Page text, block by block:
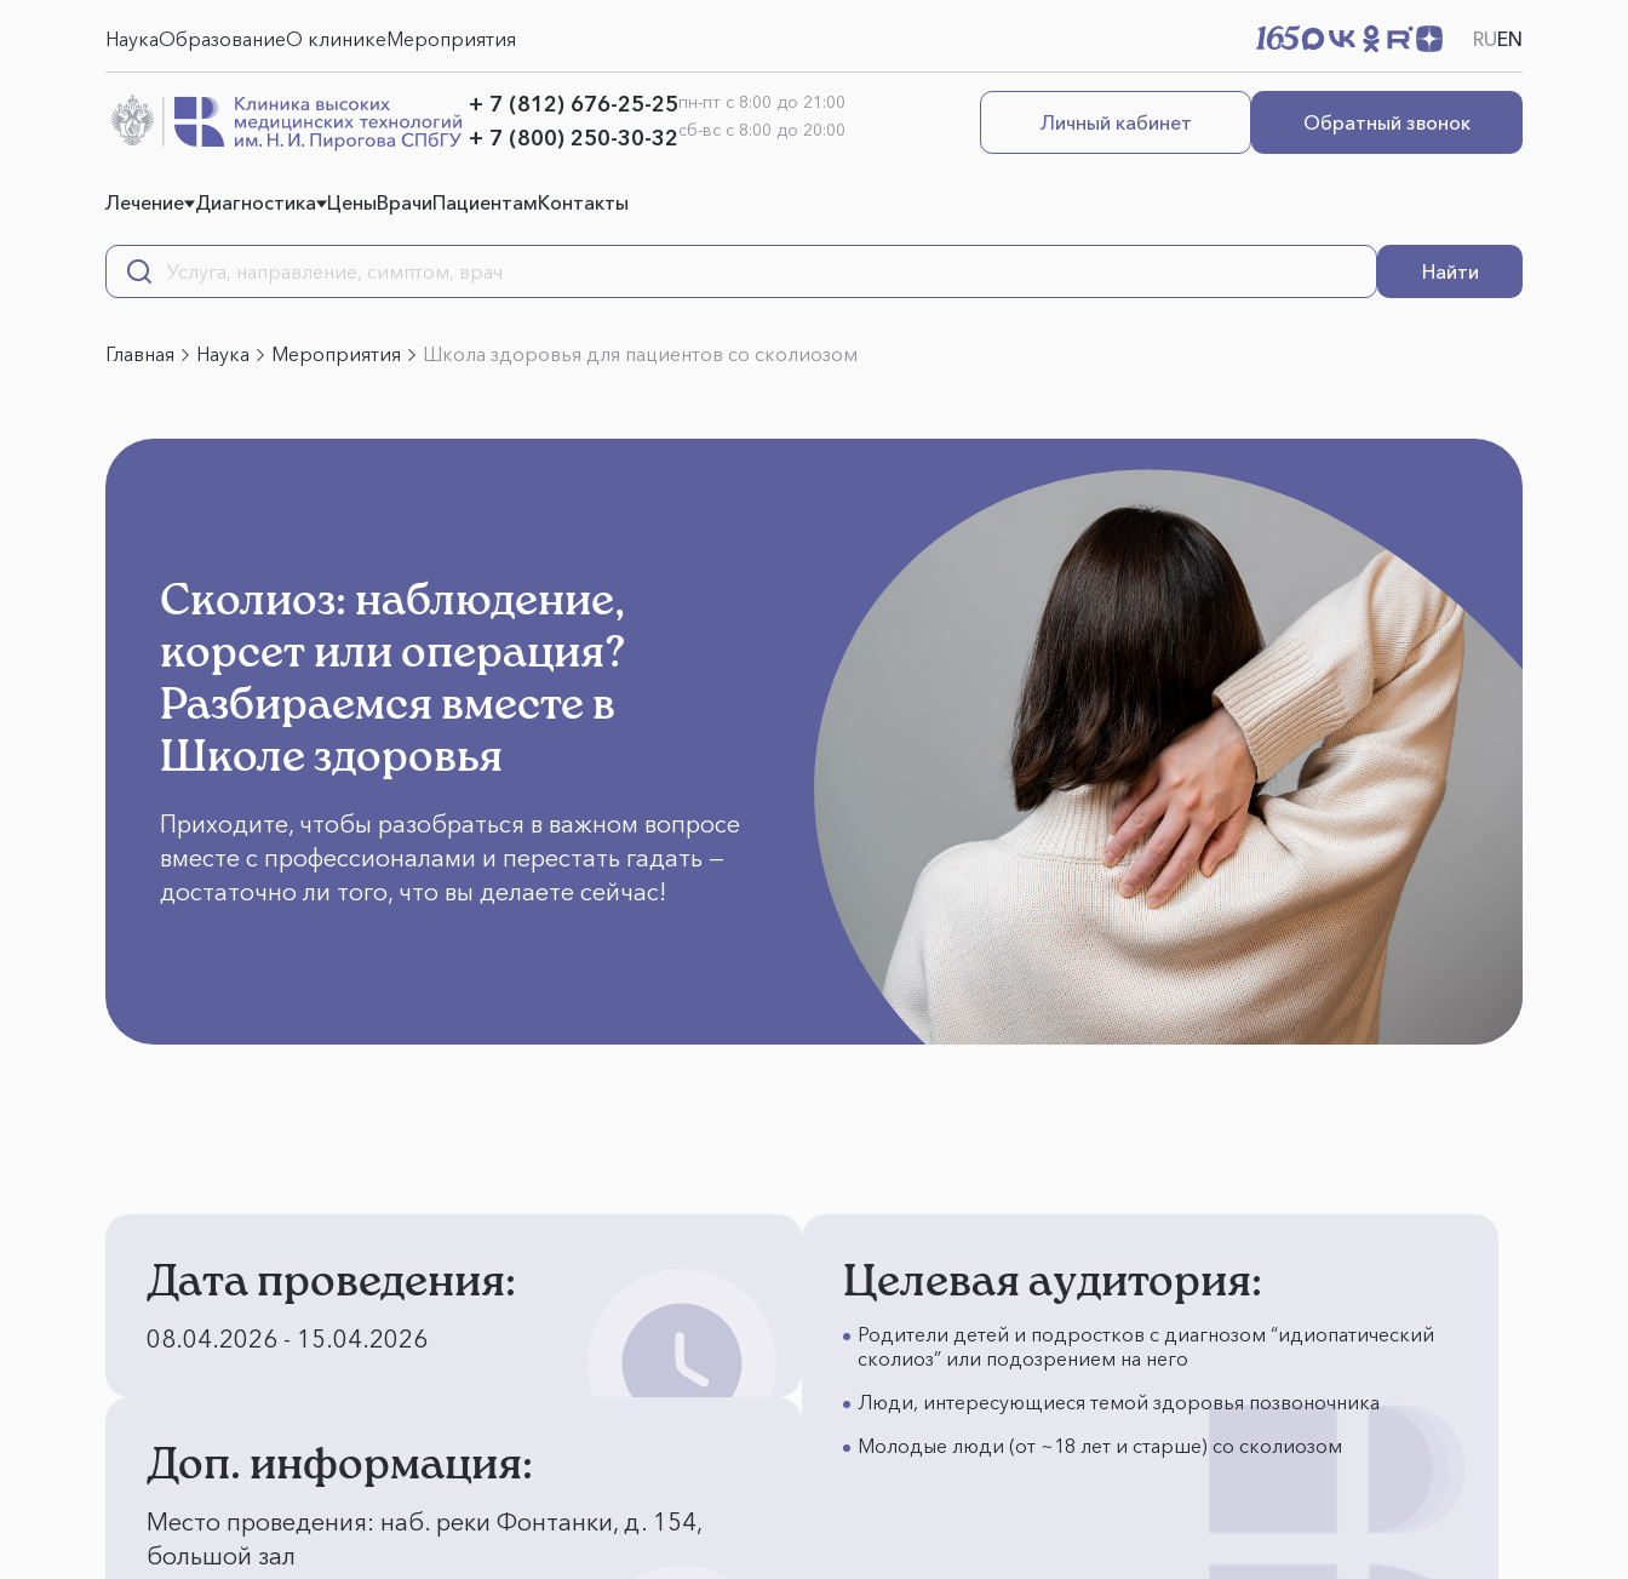
НаукаОбразованиеО клиникеМероприятия RUEN
+ 7 (812) 676-25-25
+ 7 (800) 250-30-32
пн-пт с 8:00 до 21:00
сб-вс с 8:00 до 20:00
Обратный звонок
Личный кабинет
Лечение Диагностика ЦеныВрачиПациентамКонтакты
Найти
Главная Наука Мероприятия Школа здоровья для пациентов со сколиозом
Сколиоз: наблюдение,
корсет или операция?
Разбираемся вместе в
Школе здоровья
Приходите, чтобы разобраться в важном вопросе
вместе с профессионалами и перестать гадать —
достаточно ли того, что вы делаете сейчас!
Дата проведения:
08.04.2026 - 15.04.2026
Доп. информация:
Место проведения: наб. реки Фонтанки, д. 154,
большой зал
Целевая аудитория:
Родители детей и подростков с диагнозом “идиопатический
сколиоз” или подозрением на него
Люди, интересующиеся темой здоровья позвоночника
Молодые люди (от ~18 лет и старше) со сколиозом